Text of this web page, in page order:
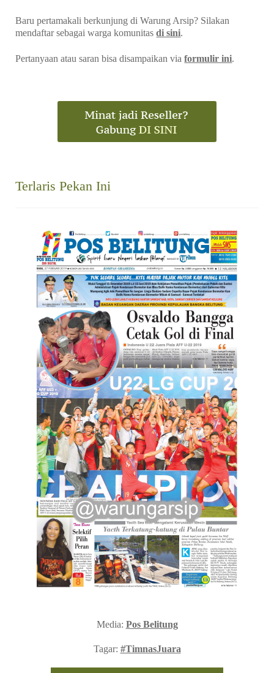
Baru pertamakali berkunjung di Warung Arsip? Silakan
mendaftar sebagai warga komunitasdi sini.
Pertanyaan atau saran bisa disampaikan viaformulir ini.
Terlaris Pekan Ini
Media: Pos Belitung
Tagar: #TimnasJuara